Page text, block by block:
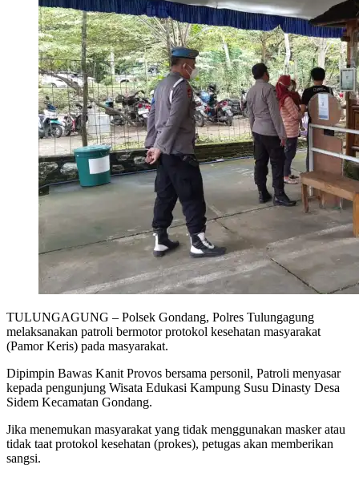
TULUNGAGUNG – Polsek Gondang, Polres Tulungagung
melaksanakan patroli bermotor protokol kesehatan masyarakat
(Pamor Keris) pada masyarakat.
Dipimpin Bawas Kanit Provos bersama personil, Patroli menyasar
kepada pengunjung Wisata Edukasi Kampung Susu Dinasty Desa
Sidem Kecamatan Gondang.
Jika menemukan masyarakat yang tidak menggunakan masker atau
tidak taat protokol kesehatan (prokes), petugas akan memberikan
sangsi.